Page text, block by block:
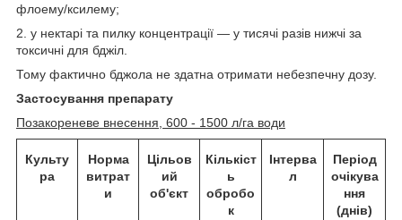
флоему/ксилему;
2. у нектарі та пилку концентрації — у тисячі разів нижчі за
токсичні для бджіл.
Тому фактично бджола не здатна отримати небезпечну дозу.
Застосування препарату
Позакореневе внесення, 600 - 1500 л/га води
Культу
ра
Норма
витрат
и
Цільов
ий
об'єкт
Кількіст
ь
обробо
к
Інтерва
л
Період
очікува
ння
(днів)